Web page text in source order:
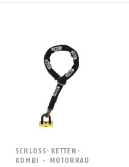
SCHLOSS-KETTEN-
KOMBI - MOTORRAD